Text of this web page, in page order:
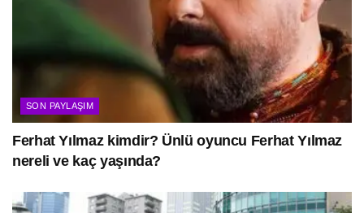
SON PAYLAŞIM
Ferhat Yılmaz kimdir? Ünlü oyuncu Ferhat Yılmaz
nereli ve kaç yaşında?